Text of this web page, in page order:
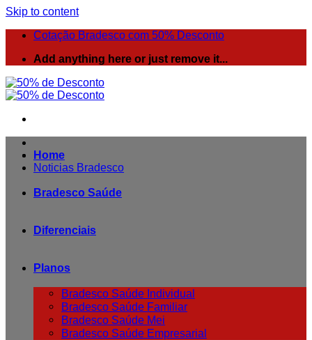
Skip to content
Cotação Bradesco com 50% Desconto
Add anything here or just remove it...
Noticias Bradesco
Home
Bradesco Saúde
Diferenciais
Planos
Bradesco Saúde Individual
Bradesco Saúde Familiar
Bradesco Saúde Mei
Bradesco Saúde Empresarial